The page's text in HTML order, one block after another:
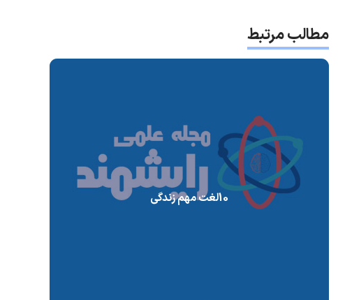
مطالب مرتبط
10لغت مهم زندگی